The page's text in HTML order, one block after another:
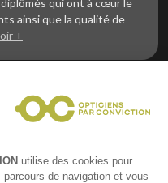
ainsi que la qualité de
+
de la vue et
rejoindre ?
la centrale d’achats et
opticiens indépendants
utilise des cookies pour
parcours de navigation et vous